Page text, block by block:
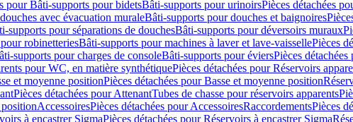
pour Bâti-supports pour bidetsBâti-supports pour urinoirsPièces détachées
avec évacuation muraleBâti-supports pour douches et baignoires
supports pour séparations de douchesBâti-supports pour déversoirs muraux
robinetteriesBâti-supports pour machines à laver et lave-vaissellePièces
supports pour charges de consoleBâti-supports pour éviersPièces
pour WC, en matière synthétiquePièces détachées pour Réservoirs
et moyenne positionPièces détachées pour Basse et moyenne position
Pièces détachées pour AttenantTubes de chasse pour réservoirs apparents
AccessoiresPièces détachées pour AccessoiresRaccordementsPièces
à encastrer SigmaPièces détachées pour Réservoirs à encastrer Sigma